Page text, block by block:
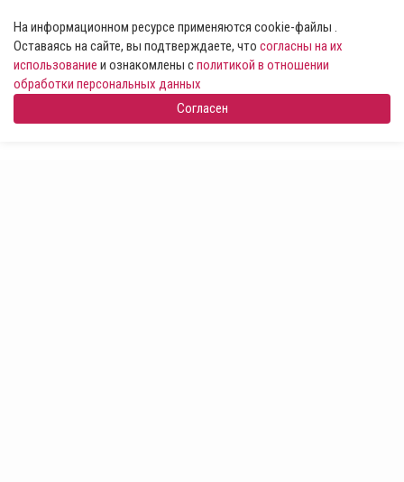
На информационном ресурсе применяются cookie-файлы .
Оставаясь на сайте, вы подтверждаете, что согласны на их
использование и ознакомлены сполитикой в отношении
обработки персональных данных
Согласен